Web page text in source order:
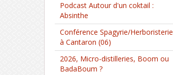
Podcast Autour d'un coktail :
Absinthe
Conférence Spagyrie/Herboristerie
à Cantaron (06)
2026, Micro-distilleries, Boom ou
BadaBoum ?